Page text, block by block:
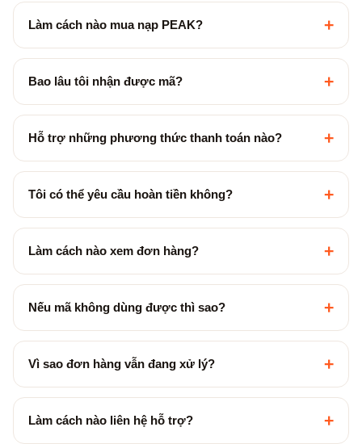
Làm cách nào mua nạp PEAK? +
Bao lâu tôi nhận được mã? +
Hỗ trợ những phương thức thanh toán nào? +
Tôi có thể yêu cầu hoàn tiền không? +
Làm cách nào xem đơn hàng? +
Nếu mã không dùng được thì sao? +
Vì sao đơn hàng vẫn đang xử lý? +
Làm cách nào liên hệ hỗ trợ? +